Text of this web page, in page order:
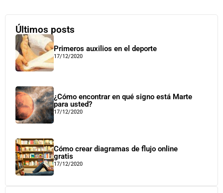
Últimos posts
Primeros auxilios en el deporte
17/12/2020
¿Cómo encontrar en qué signo está Marte
para usted?
17/12/2020
Cómo crear diagramas de flujo online
gratis
17/12/2020